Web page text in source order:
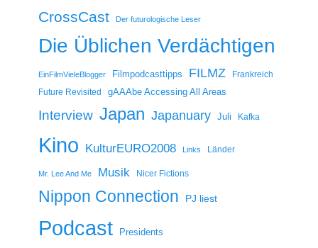
CrossCast Der futurologische Leser
Die Üblichen Verdächtigen
EinFilmVieleBlogger Filmpodcasttipps FILMZ
Frankreich
Future Revisited
gAAAbe Accessing All Areas
Interview Japan Japanuary Juli Kafka
Kino KulturEURO2008 Links Länder
Mr. Lee And Me Musik Nicer Fictions
Nippon Connection PJ liest
Podcast Presidents